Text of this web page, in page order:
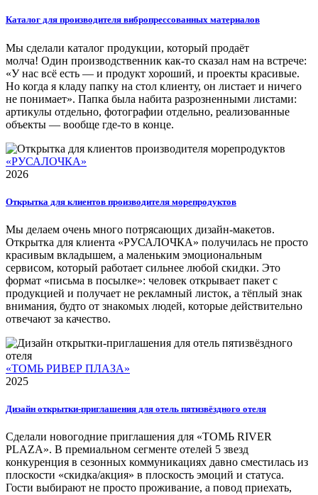
Каталог для производителя вибропрессованных материалов
Мы сделали каталог продукции, который продаёт
молча! Один производственник как-то сказал нам на встрече:
«У нас всё есть — и продукт хороший, и проекты красивые.
Но когда я кладу папку на стол клиенту, он листает и ничего
не понимает». Папка была набита разрозненными листами:
артикулы отдельно, фотографии отдельно, реализованные
объекты — вообще где-то в конце.
«РУСАЛОЧКА»
2026
Открытка для клиентов производителя морепродуктов
Мы делаем очень много потрясающих дизайн-макетов.
Открытка для клиента «РУСАЛОЧКА» получилась не просто
красивым вкладышем, а маленьким эмоциональным
сервисом, который работает сильнее любой скидки. Это
формат «письма в посылке»: человек открывает пакет с
продукцией и получает не рекламный листок, а тёплый знак
внимания, будто от знакомых людей, которые действительно
отвечают за качество.
«ТОМЬ РИВЕР ПЛАЗА»
2025
Дизайн открытки-приглашения для отель пятизвёздного отеля
Сделали новогодние приглашения для «ТОМЬ RIVER
PLAZA». В премиальном сегменте отелей 5 звезд
конкуренция в сезонных коммуникациях давно сместилась из
плоскости «скидка/акция» в плоскость эмоций и статуса.
Гости выбирают не просто проживание, а повод приехать,